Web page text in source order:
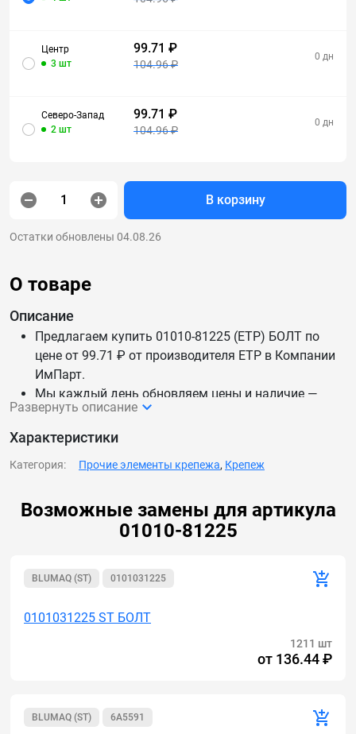
Центр
3 шт
99.71 ₽
104.96 ₽
0 дн
Северо-Запад
2 шт
99.71 ₽
104.96 ₽
0 дн
В корзину
Остатки обновлены 04.08.26
Возможные замены для артикула
01010-81225
BLUMAQ (ST) 0101031225
0101031225 ST БОЛТ
1211 шт
от 136.44 ₽
BLUMAQ (ST) 6A5591
О товаре
Описание
Предлагаем купить 01010-81225 (ETP) БОЛТ по
цене от 99.71 ₽ от производителя ETP в Компании
ИмПарт.
Мы каждый день обновляем цены и наличие —
данные актуальны.
Доставим 01010-81225 (ETP) БОЛТ по России и СНГ.
Развернуть описание
Характеристики
Категория: Прочие элементы крепежа, Крепеж